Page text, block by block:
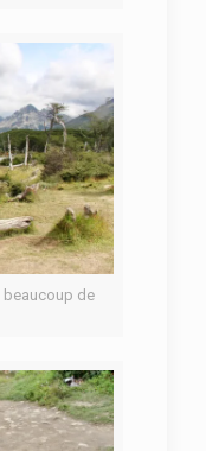
beaucoup de